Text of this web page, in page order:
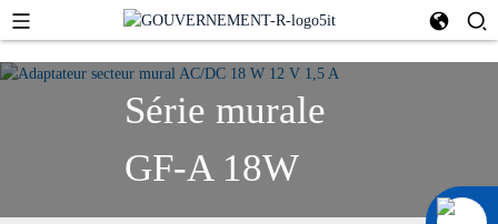
0086 13322920697
Série murale
GF-A 18W